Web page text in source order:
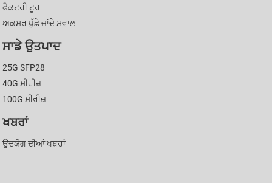
ਫੈਕਟਰੀ ਟੂਰ
ਅਕਸਰ ਪੁੱਛੇ ਜਾਂਦੇ ਸਵਾਲ
ਸਾਡੇ ਉਤਪਾਦ
25G SFP28
40G ਸੀਰੀਜ਼
100G ਸੀਰੀਜ਼
ਖਬਰਾਂ
ਉਦਯੋਗ ਦੀਆਂ ਖਬਰਾਂ